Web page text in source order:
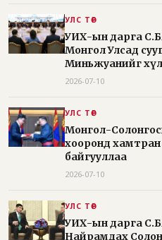
УЛС ТӨР
УИХ-ын дарга
Монгол Улсад
Миньжуанийг
2026-07-10
УЛС ТӨР
Монгол-
хооронд
байгууллаа
2026-07-10
УЛС ТӨР
УИХ-ын дарга
Найрамдах